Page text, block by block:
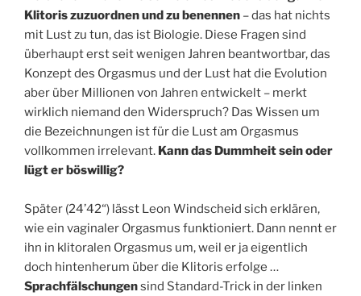
Klitoris zuzuordnen und zu benennen – das hat nichts
mit Lust zu tun, das ist Biologie. Diese Fragen sind
überhaupt erst seit wenigen Jahren beantwortbar, das
Konzept des Orgasmus und der Lust hat die Evolution
aber über Millionen von Jahren entwickelt – merkt
wirklich niemand den Widerspruch? Das Wissen um
die Bezeichnungen ist für die Lust am Orgasmus
vollkommen irrelevant. Kann das Dummheit sein oder
lügt er böswillig?
Später (24’42“) lässt Leon Windscheid sich erklären,
wie ein vaginaler Orgasmus funktioniert. Dann nennt er
ihn in klitoralen Orgasmus um, weil er ja eigentlich
doch hintenherum über die Klitoris erfolge …
Sprachfälschungensind Standard-Trick in der linken